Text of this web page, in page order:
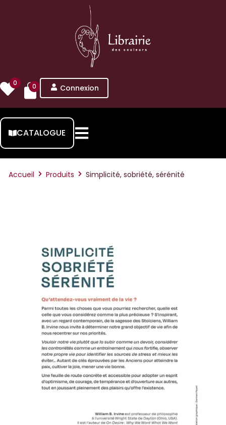
0 0 Connexion
CATALOGUE
Accueil Produits Simplicité, sobriété, sérénité